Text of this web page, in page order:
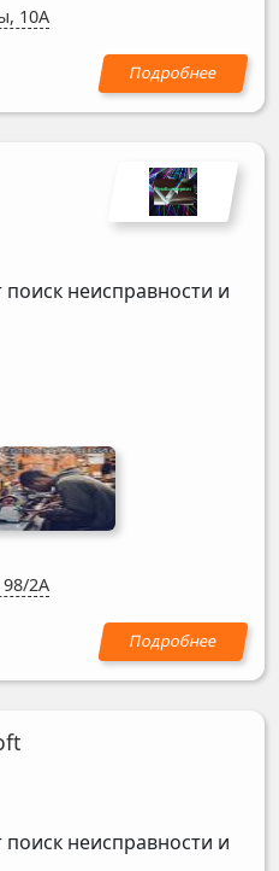
10А
неисправности и
2А
неисправности и